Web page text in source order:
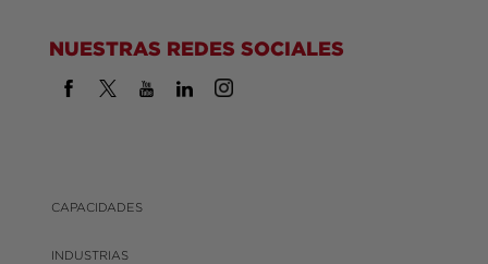
NUESTRAS REDES SOCIALES
CAPACIDADES
INDUSTRIAS